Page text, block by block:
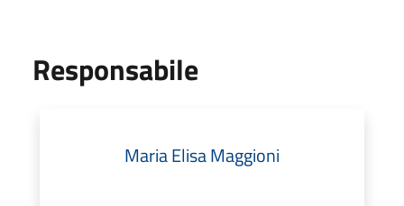
Responsabile
Maria Elisa Maggioni